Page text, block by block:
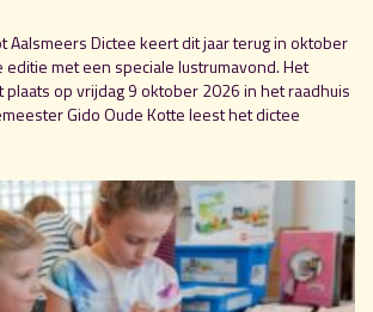
Aalsmeers Dictee keert dit jaar terug in oktober
met een speciale lustrumavond. Het
op vrijdag 9 oktober 2026 in het raadhuis
Gido Oude Kotte leest het dictee